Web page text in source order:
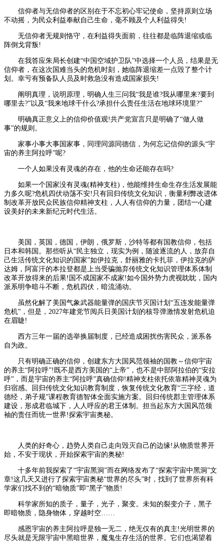
信仰者与无信仰者的区别在于不忘初心牢记使命，坚持原则立场
不动摇，为民众利益奉献自己生命，毫不顾及个人利益得失!
无信仰者无规则恪守，在利益得失面前，往往都是临阵退缩或临
阵倒戈背叛!
在我答应朱局长创建“中国空域护卫队”中选择一个人员，结果是无
信仰者，在这次国难当头的危机时刻，她临阵退缩差一点毁了整个计
划。幸亏有预备队人员及时救急没有造成国家损失!
阐明真理，说明原理，明确人生三问我“我是谁?我从哪里来?要到
哪里去?”以及“我来地球干什么?承担什么责任生活在地球环境里?”
明确真正意义上的信仰价值观!共产党宣言只是明确了“做人做
事”的规则。
家事小事大事国家事，同理同源同德信，为何忘记信仰的源头“宇
宙的养主阿拉呼”呢?
一个人如果没有灵魂的存在，他的生命还能存在吗?
如果一个国家没有灵魂(精神支柱)，他能维持生命生存生活发展能
力多久呢?危机四伏动荡不安!只有回归传统文化知识，衡量利弊改进体
制改革开放民众民族信仰精神支柱，人人有信仰的力量，团结一心建
设美好的未来新纪元时代生活。
美国，英国，德国，伊朗，俄罗斯，沙特等都有国教信仰，包括
日本和韩国。那些听从“民主独立，现实为例，随波逐流的人，放弃自
己生活传统文化知识的国家”如伊拉克，舒丽雅的卡扎菲，伊拉克的萨
达姆，阿富汗的本拉登都是上当受骗抛弃传统文化知识管理体系体制
改革开放得来的后果!国不成国家不成家!如今国外势力虎视眈眈，国内
派系明争暗斗不断，危机四伏，暗流涌动。
虽然化解了美国气象武器能量弹的国庆节灭国计划“五连发能量弹
危机”，但是，2027年建党节阅兵日美国计划的核导弹激情发射危机迫
在眉睫!
西方三年一届的选举换届制度，已经造成困扰伤害民众，派系各
自为政。
只有明确正确的信仰，创建东方大国风范领袖的国教～信仰宇宙
的养主“阿拉呼”!既不是西方美国的“上帝”，也不是中部阿拉伯的“安拉
呼”，而是宇宙的养主“阿拉呼”真确信仰!精神支柱依托依靠精神灵魂为
归宿感。回归传统文化知识教育制度，恢复传统文化教育“三字经，道
德经，弟子规”课程教育德智体全面实施方案。回归传统郡主管理体系
建设，形成君临城下，人人呼应的君王体制。担当起东方大国风范领
袖的责任而统一世界!探索宇宙奥秘。
人类的好奇心，趋势人类自己走向毁灭自己的边缘!从物质世界开
始，不安于现状，开始探索宇宙的奥秘!
十多年前我探索了“宇宙黑洞”而在网络发布了“探索宇宙中黑洞”文
章!这几天又进行了探索宇宙奥秘“世界的尽头”时，找到了世界所有科
学家们找不到的“暗物质”即“黑子”物质!
科学家所知的质子，量子，光子，聚变。未知的裂变介子，黑子
即暗物质，隐身物体，穿越时空……
感恩宇宙的养主阿拉呼是独一无二，绝无仅有的真主!光明世界的
尽头就是无限宇宙中黑暗世界，魔鬼生存生活的世界。它们也渴望着